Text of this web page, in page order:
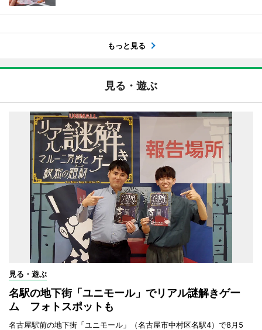
もっと見る
見る・遊ぶ
見る・遊ぶ
名駅の地下街「ユニモール」でリアル謎解きゲー
ム フォトスポットも
名古屋駅前の地下街「ユニモール」（名古屋市中村区名駅4）で8月5